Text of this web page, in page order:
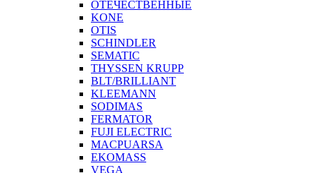
ОТЕЧЕСТВЕННЫЕ
KONE
OTIS
SCHINDLER
SEMATIC
THYSSEN KRUPP
BLT/BRILLIANT
KLEEMANN
SODIMAS
FERMATOR
FUJI ELECTRIC
MACPUARSA
EKOMASS
VEGA